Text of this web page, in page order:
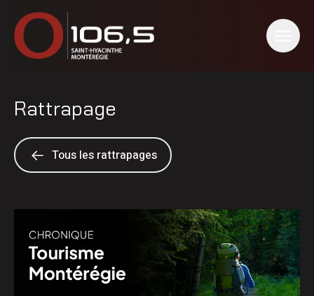
Rattrapage
Tous les rattrapages